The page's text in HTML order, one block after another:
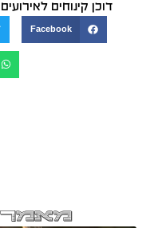
Facebook